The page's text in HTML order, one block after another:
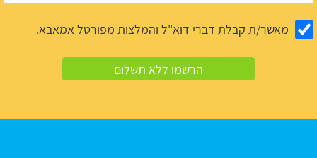
מאשר/ת קבלת דברי דוא"ל והמלצות מפורטל אמאבא.